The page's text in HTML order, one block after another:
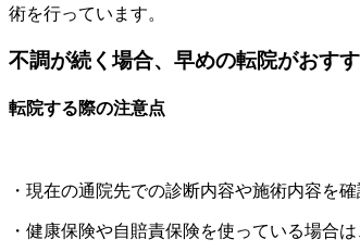
術を行っています。
不調が続く場合、早めの転院がおす
転院する際の注意点
・現在の通院先での診断内容や施術内容を確
・健康保険や自賠責保険を使っている場合